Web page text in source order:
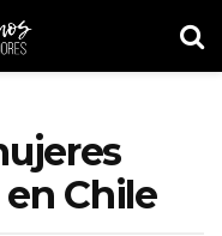
Chile